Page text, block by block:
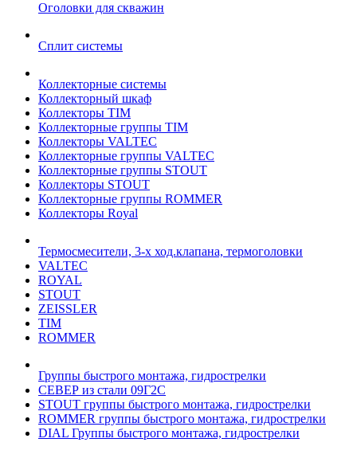
Оголовки для скважин
Сплит системы
Коллекторные системы
Коллекторный шкаф
Коллекторы TIM
Коллекторные группы TIM
Коллекторы VALTEC
Коллекторные группы VALTEC
Коллекторные группы STOUT
Коллекторы STOUT
Коллекторные группы ROMMER
Коллекторы Royal
Термосмесители, 3-х ход.клапана, термоголовки
VALTEC
ROYAL
STOUT
ZEISSLER
TIM
ROMMER
Группы быстрого монтажа, гидрострелки
СЕВЕР из стали 09Г2С
STOUT группы быстрого монтажа, гидрострелки
ROMMER группы быстрого монтажа, гидрострелки
DIAL Группы быстрого монтажа, гидрострелки